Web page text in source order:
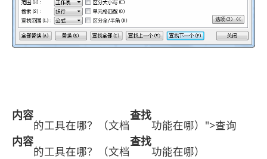
内容
的工具在哪？（文档
查找
功能在哪）">查询
内容
的工具在哪？（文档
查找
功能在哪）